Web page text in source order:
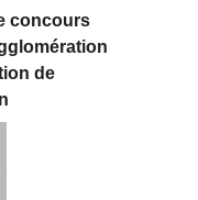
concours
de